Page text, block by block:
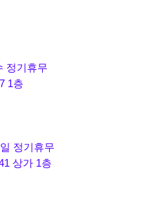
정기휴무
1층
정기휴무
상가 1층